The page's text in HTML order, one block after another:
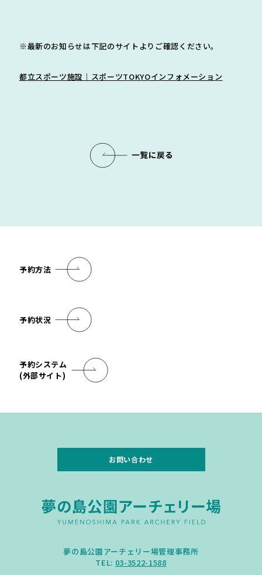
※最新のお知らせは下記のサイトよりご確認ください。
都立スポーツ施設｜スポーツTOKYOインフォメーション
予約方法
予約状況
予約システム
(外部サイト)
お問い合わせ
夢の島公園アーチェリー場管理事務所
TEL: 03-3522-1588